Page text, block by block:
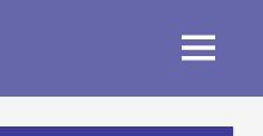
MENU